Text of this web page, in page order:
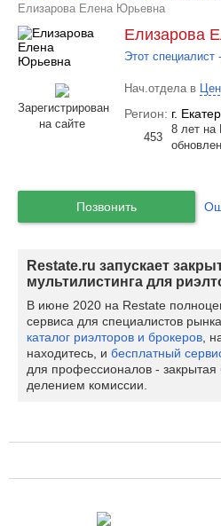
Елизарова Елена Юрьевна
Зарегистрирован
на сайте
Елизарова
Этот специалист
Нач.отдела в
Регион: г.
453
8 лет на
Позвонить
Restate.ru запускает
мультилистинга для
В июне 2020 на Restate
сервиса для специалистов
каталог риэлторов и брокеров ,
находитесь, и бесплатный
для профессионалов - закрытая
делением комиссии.